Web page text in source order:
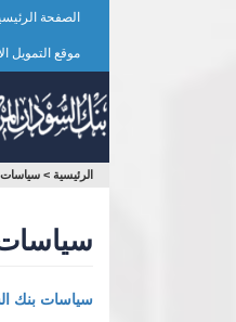
الصفحة
موقع التمويل
أنت
الرئيسية > سياسات
سياسات
سياسات بنك